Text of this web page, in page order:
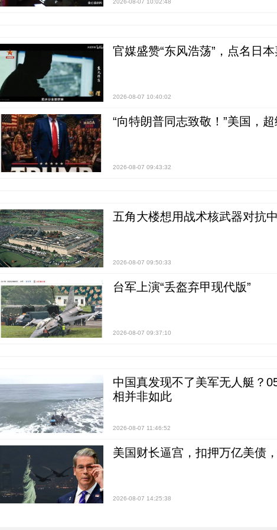
2026-08-07 10:02:48
官媒盛赞“东风浩荡”，点名日
2026-08-07 10:40:02
“向特朗普同志致敬！”美国，
2026-08-07 09:43:32
五角大楼想用战术核武器对抗
2026-08-07 09:50:33
台军上演“丢盔弃甲现代版”
2026-08-07 09:37:10
中国真发现不了美军无人艇？
相并非如此
2026-08-07 11:46:52
美国财长逼宫，扣押万亿美债
2026-08-07 14:25:38